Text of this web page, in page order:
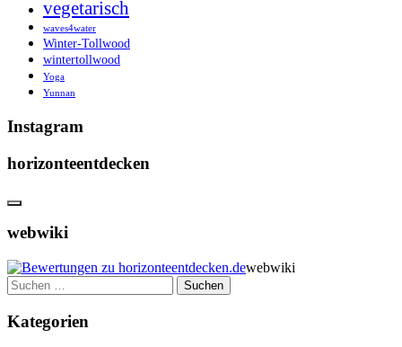
vegetarisch
waves4water
Winter-Tollwood
wintertollwood
Yoga
Yunnan
Instagram
horizonteentdecken
webwiki
webwiki
Suchen
nach:
Kategorien